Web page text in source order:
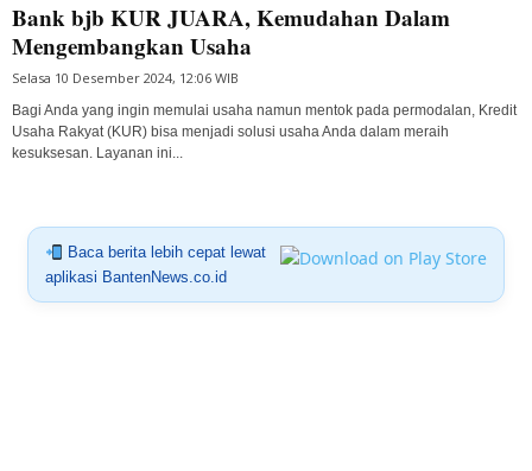
Bank bjb KUR JUARA, Kemudahan Dalam
Mengembangkan Usaha
Selasa 10 Desember 2024, 12:06 WIB
Bagi Anda yang ingin memulai usaha namun mentok pada permodalan, Kredit
Usaha Rakyat (KUR) bisa menjadi solusi usaha Anda dalam meraih
kesuksesan. Layanan ini...
Baca berita lebih cepat lewat
aplikasi BantenNews.co.id